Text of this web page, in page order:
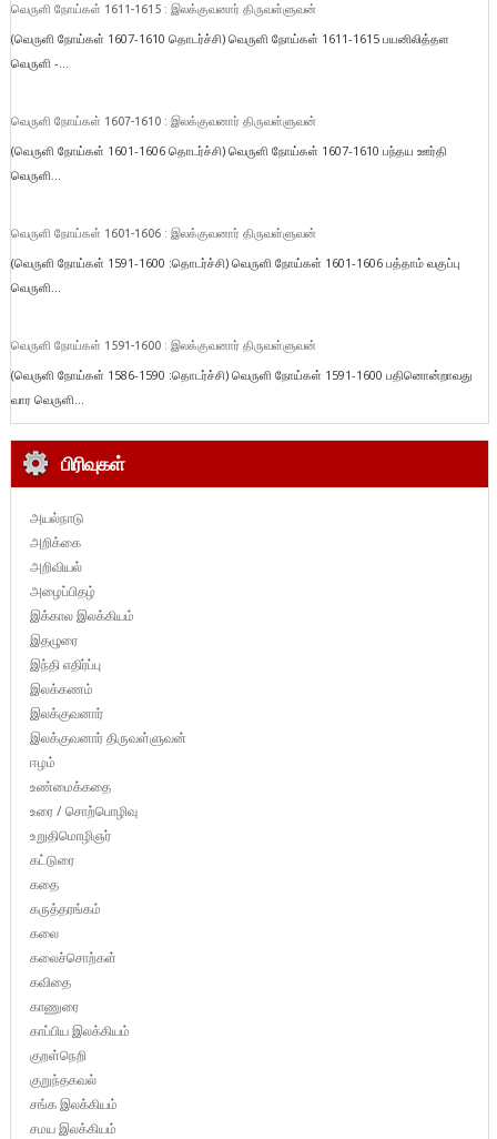
வெருளி நோய்கள் 1611-1615 : இலக்குவனார் திருவள்ளுவன்
(வெருளி நோய்கள் 1607-1610 தொடர்ச்சி) வெருளி நோய்கள் 1611-1615 பயனிலித்தள
வெருளி -...
வெருளி நோய்கள் 1607-1610 : இலக்குவனார் திருவள்ளுவன்
(வெருளி நோய்கள் 1601-1606 தொடர்ச்சி) வெருளி நோய்கள் 1607-1610 பந்தய ஊர்தி
வெருளி...
வெருளி நோய்கள் 1601-1606 : இலக்குவனார் திருவள்ளுவன்
(வெருளி நோய்கள் 1591-1600 :தொடர்ச்சி) வெருளி நோய்கள் 1601-1606 பத்தாம் வகுப்பு
வெருளி...
வெருளி நோய்கள் 1591-1600 : இலக்குவனார் திருவள்ளுவன்
(வெருளி நோய்கள் 1586-1590 :தொடர்ச்சி) வெருளி நோய்கள் 1591-1600 பதினொன்றாவது
வார வெருளி...
பிரிவுகள்
அயல்நாடு
அறிக்கை
அறிவியல்
அழைப்பிதழ்
இக்கால இலக்கியம்
இதழுரை
இந்தி எதிர்ப்பு
இலக்கணம்
இலக்குவனார்
இலக்குவனார் திருவள்ளுவன்
ஈழம்
உண்மைக்கதை
உரை / சொற்பொழிவு
உறுதிமொழிஞர்
கட்டுரை
கதை
கருத்தரங்கம்
கலை
கலைச்சொற்கள்
கவிதை
காணுரை
காப்பிய இலக்கியம்
குறள்நெறி
குறுந்தகவல்
சங்க இலக்கியம்
சமய இலக்கியம்